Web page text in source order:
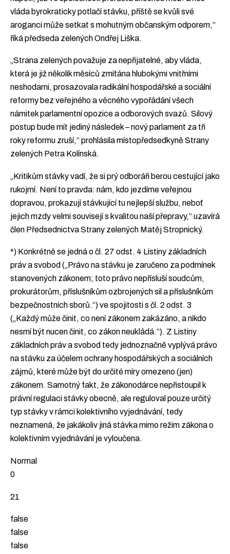
vláda byrokraticky potlačí stávku, příště se kvůli své
aroganci může setkat s mohutným občanským odporem,”
říká předseda zelených Ondřej Liška.
„Strana zelených považuje za nepřijatelné, aby vláda,
která je již několik měsíců zmítána hlubokými vnitřními
neshodami, prosazovala radikální hospodářské a sociální
reformy bez veřejného a věcného vypořádání všech
námitek parlamentní opozice a odborových svazů. Silový
postup bude mít jediný následek – nový parlament za tři
roky reformu zruší,” prohlásila místopředsedkyně Strany
zelených Petra Kolínská.
„Kritikům stávky vadí, že si prý odboráři berou cestující jako
rukojmí. Není to pravda: nám, kdo jezdíme veřejnou
dopravou, prokazují stávkující tu nejlepší službu, neboť
jejich mzdy velmi souvisejí s kvalitou naší přepravy,” uzavírá
člen Předsednictva Strany zelených Matěj Stropnický.
*) Konkrétně se jedná o čl. 27 odst. 4 Listiny základních
práv a svobod („Právo na stávku je zaručeno za podmínek
stanovených zákonem; toto právo nepřísluší soudcům,
prokurátorům, příslušníkům ozbrojených sil a příslušníkům
bezpečnostních sborů.“) ve spojitosti s čl. 2 odst. 3
(„Každý může činit, co není zákonem zakázáno, a nikdo
nesmí být nucen činit, co zákon neukládá.“). Z Listiny
základních práv a svobod tedy jednoznačně vyplývá právo
na stávku za účelem ochrany hospodářských a sociálních
zájmů, které může být do určité míry omezeno (jen)
zákonem. Samotný fakt, že zákonodárce nepřistoupil k
právní regulaci stávky obecně, ale reguloval pouze určitý
typ stávky v rámci kolektivního vyjednávání, tedy
neznamená, že jakákoliv jiná stávka mimo režim zákona o
kolektivním vyjednávání je vyloučena.
Normal
0
21
false
false
false